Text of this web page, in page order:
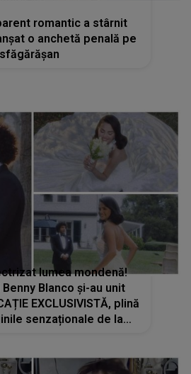
romantic a stârnit
o anchetă penală pe
lumea mondenă!
Blanco și-au unit
EXCLUSIVISTĂ, plină
senzaționale de la